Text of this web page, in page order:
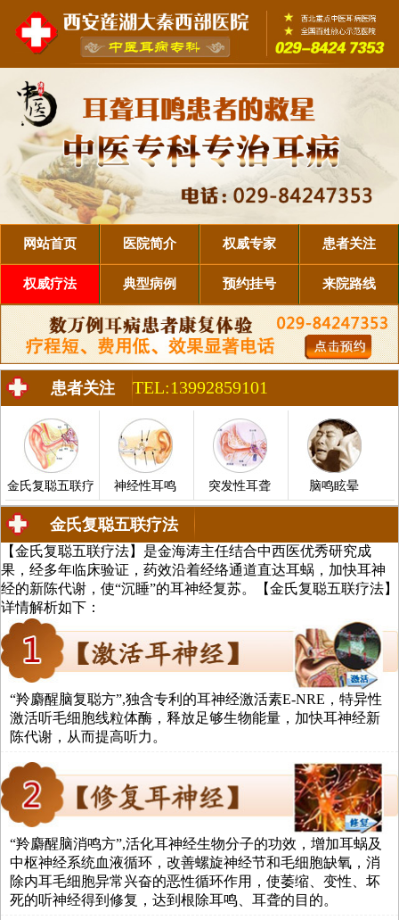
网站首页 医院简介 权威专家 患者关注
权威疗法 典型病例 预约挂号 来院路线
患者关注 TEL:13992859101
金氏复聪五联疗
法
神经性耳鸣 突发性耳聋 脑鸣眩晕
金氏复聪五联疗法
中医治疗耳聋、耳鸣、中耳炎、脑鸣
【金氏复聪五联疗法】是金海涛主任结合中西医优秀研究成
果，经多年临床验证，药效沿着经络通道直达耳蜗，加快耳神
经的新陈代谢，使“沉睡”的耳神经复苏。【金氏复聪五联疗法】
详情解析如下：
“羚麝醒脑复聪方”,独含专利的耳神经激活素E-NRE，特异性
激活听毛细胞线粒体酶，释放足够生物能量，加快耳神经新
陈代谢，从而提高听力。
“羚麝醒脑消鸣方”,活化耳神经生物分子的功效，增加耳蜗及
中枢神经系统血液循环，改善螺旋神经节和毛细胞缺氧，消
除内耳毛细胞异常兴奋的恶性循环作用，使萎缩、变性、坏
死的听神经得到修复，达到根除耳鸣、耳聋的目的。